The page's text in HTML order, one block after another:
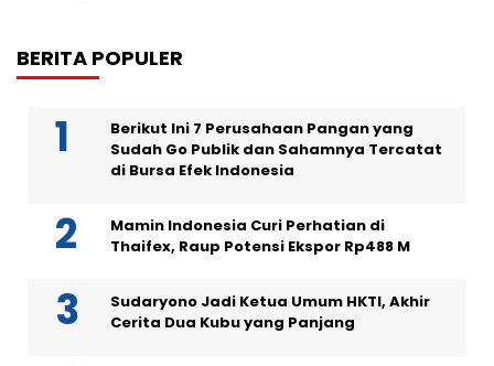
BERITA POPULER
Berikut Ini 7 Perusahaan Pangan yang
Sudah Go Publik dan Sahamnya Tercatat
di Bursa Efek Indonesia
Mamin Indonesia Curi Perhatian di
Thaifex, Raup Potensi Ekspor Rp488 M
Sudaryono Jadi Ketua Umum HKTI, Akhir
Cerita Dua Kubu yang Panjang